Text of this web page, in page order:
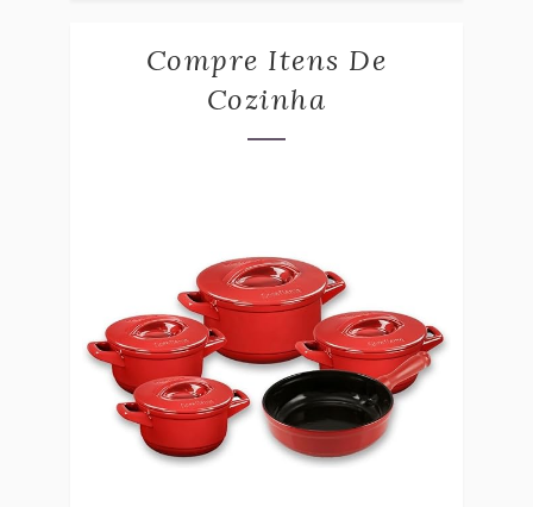
Compre Itens De
Cozinha